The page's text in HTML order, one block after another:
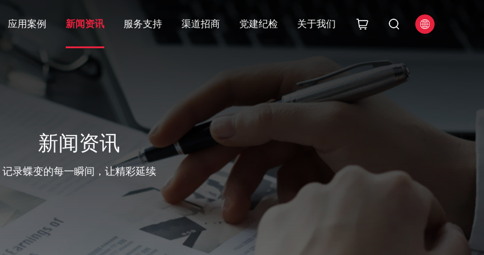
应用案例 新闻资讯 服务支持 渠道招商 党建纪检 关于我们
新闻资讯
记录蝶变的每一瞬间，让精彩延续